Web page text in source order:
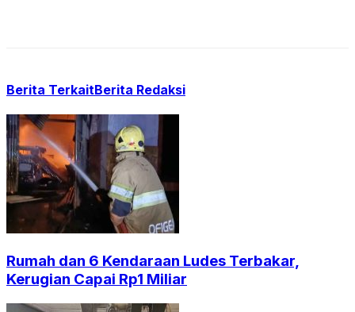
Berita TerkaitBerita Redaksi
Rumah dan 6 Kendaraan Ludes Terbakar,
Kerugian Capai Rp1 Miliar